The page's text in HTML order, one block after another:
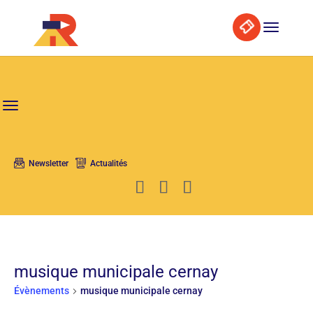
navigation
Newsletter Actualités
musique municipale cernay
Évènements musique municipale cernay